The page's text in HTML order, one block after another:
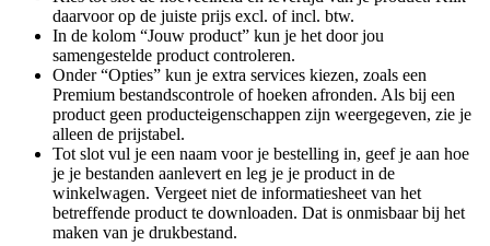
daarvoor op de juiste prijs excl. of incl. btw.
In de kolom “Jouw product” kun je het door jou
samengestelde product controleren.
Onder “Opties” kun je extra services kiezen, zoals een
Premium bestandscontrole of hoeken afronden. Als bij een
product geen producteigenschappen zijn weergegeven, zie je
alleen de prijstabel.
Tot slot vul je een naam voor je bestelling in, geef je aan hoe
je je bestanden aanlevert en leg je je product in de
winkelwagen. Vergeet niet de informatiesheet van het
betreffende product te downloaden. Dat is onmisbaar bij het
maken van je drukbestand.